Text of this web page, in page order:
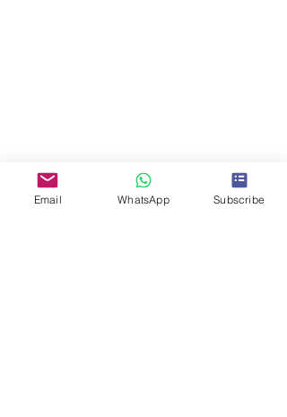
Email WhatsApp Subscribe